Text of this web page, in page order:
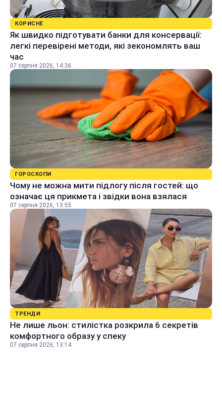
КОРИСНЕ
Як швидко підготувати банки для консервації:
легкі перевірені методи, які зекономлять ваш
час
07 серпня 2026, 14:36
ГОРОСКОПИ
Чому не можна мити підлогу після гостей: що
означає ця прикмета і звідки вона взялася
07 серпня 2026, 13:55
ТРЕНДИ
Не лише льон: стилістка розкрила 6 секретів
комфортного образу у спеку
07 серпня 2026, 13:14